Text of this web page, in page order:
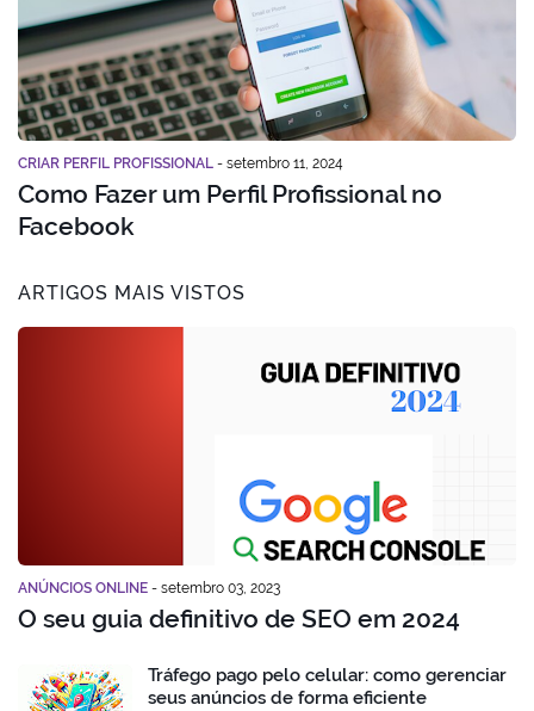
CRIAR PERFIL PROFISSIONAL - setembro 11, 2024
Como Fazer um Perfil Profissional no
Facebook
ARTIGOS MAIS VISTOS
ANÚNCIOS ONLINE - setembro 03, 2023
O seu guia definitivo de SEO em 2024
Tráfego pago pelo celular: como gerenciar
seus anúncios de forma eficiente